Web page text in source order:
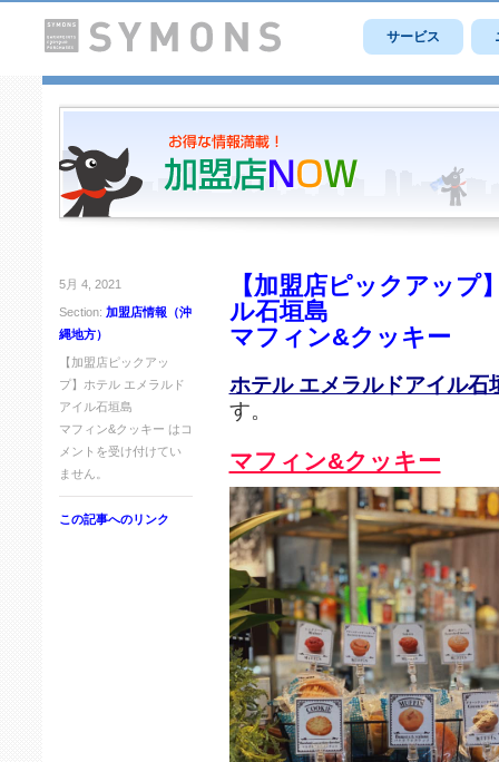
サービス
5月 4, 2021
Section: 加盟店情報（沖
縄地方）
【加盟店ピックアッ
プ】ホテル エメラルド
アイル石垣島
マフィン&クッキー は コ
メントを受け付けてい
ません。
この記事へのリンク
【加盟店ピックアッ
ル石垣島
マフィン&クッキー
ホテル エメラルドアイル石
す。
マフィン&クッキー